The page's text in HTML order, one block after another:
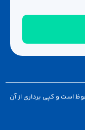
و کپی برداری از آن